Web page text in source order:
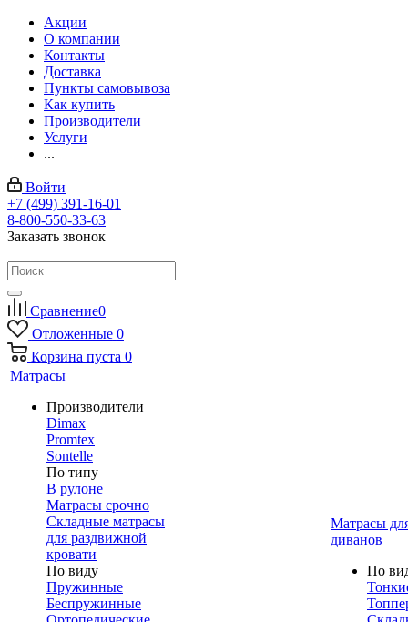
Акции
О компании
Контакты
Доставка
Пункты самовывоза
Как купить
Производители
Услуги
...
Войти
+7 (499) 391-16-01
8-800-550-33-63
Заказать звонок
Сравнение0
Отложенные 0
Корзина пуста 0
Матрасы
Производители
Dimax
Promtex
Sontelle
По типу
В рулоне
Матрасы срочно
Складные матрасы
для раздвижной
кровати
По виду
Пружинные
Беспружинные
Матрасы
диванов
По